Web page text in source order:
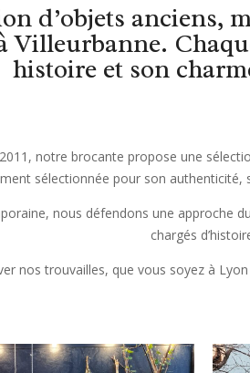
d’objets anciens,
Villeurbanne.
histoire et son
notre brocante propose une
sélectionnée pour son
nous défendons une approche
chargés
nos trouvailles, que vous soyez à